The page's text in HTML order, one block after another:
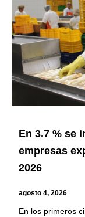
En 3.7 % se
empresas
2026
agosto 4, 2026
En los primeros